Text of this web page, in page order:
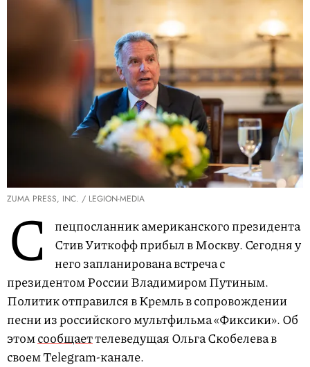
ZUMA PRESS, INC. / LEGION-MEDIA
С
пецпосланник американского президента
Стив Уиткофф прибыл в Москву. Сегодня у
него запланирована встреча с
президентом России Владимиром Путиным.
Политик отправился в Кремль в сопровождении
песни из российского мультфильма «Фиксики». Об
этомсообщаеттелеведущая Ольга Скобелева в
своем Telegram-канале.